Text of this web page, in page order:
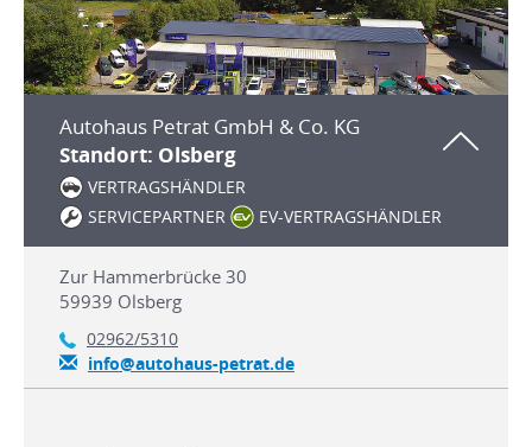
Autohaus Petrat GmbH & Co. KG
Standort: Olsberg
VERTRAGSHÄNDLER
SERVICEPARTNER
EV-VERTRAGSHÄNDLER
Zur Hammerbrücke 30
59939 Olsberg
02962/5310
info@autohaus-petrat.de